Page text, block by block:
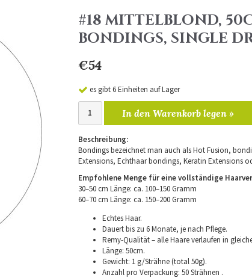
#18 MITTELBLOND,
BONDINGS, SINGLE
€54
es gibt 6 Einheiten auf Lager
In den Warenkorb legen »
Beschreibung:
Bondings bezeichnet man auch als Hot Fusion,
Extensions, Echthaar bondings, Keratin Extensions
Empfohlene Menge für eine vollständige
30–50 cm Länge: ca. 100–150 Gramm
60–70 cm Länge: ca. 150–200 Gramm
Echtes Haar.
Dauert bis zu 6 Monate, je nach Pflege.
Remy-Qualität – alle Haare verlaufen in
Länge: 50cm.
Gewicht: 1 g/Strähne (total 50g).
Anzahl pro Verpackung: 50 Strähnen .